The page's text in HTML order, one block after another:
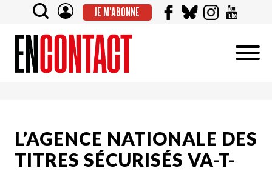
JE M'ABONNE
L’AGENCE NATIONALE DES
TITRES SÉCURISÉS VA-T-